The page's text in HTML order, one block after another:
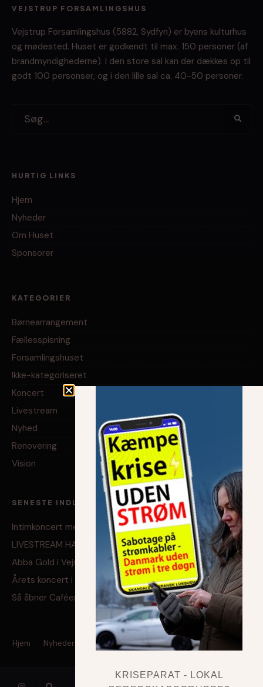
VEJSTRUP FORSAMLINGSHUS
Vejstrup Forsamlingshus (5882, Sydfyn) er byens kulturhus
og mødested. Huset er godkendt til max. 150 personer (af
brandmyndighederne). I den store sal kan der dækkes op til
godt 100 personser, og i den lille sal ca. 40-50 personer.
HURTIG LINKS
Hjem
Nyheder
Om Huset
Sponsorer
KATEGORIER
Børnearrangement
Fællesspisning
Forsamlingshuset
Ikke-kategoriseret
Koncert
Livestream
Nyhed
Renovering
Vision
SENESTE INDLÆG
Intimkoncert med Alexander Witzel
LIVESTREAM HAR BRUG FOR DIN HJÆLP!
Abba Gold i Vejstrup
Årets koncert i Forsamlingshuset…..
Så åbner Caféen igen…….
Hjem Nyheder Om Huset Sponsorer
KRISEPARAT - LOKAL